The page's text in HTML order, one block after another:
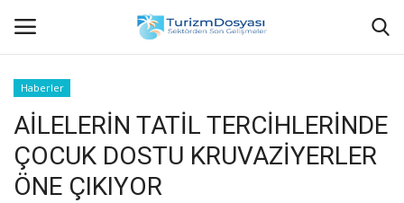
Anasayfa
Bize Ulaşın
Haberler
AİLELERİN TATİL TERCİHLERİNDE
ÇOCUK DOSTU KRUVAZİYERLER
ÖNE ÇIKIYOR